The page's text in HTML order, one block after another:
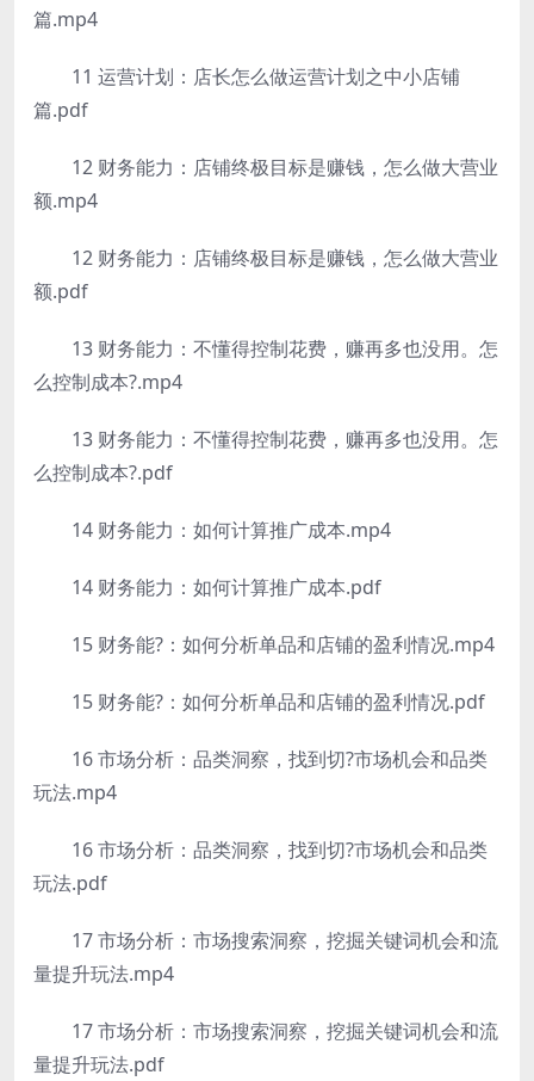
篇.mp4
11 运营计划：店长怎么做运营计划之中小店铺
篇.pdf
12 财务能力：店铺终极目标是赚钱，怎么做大营业
额.mp4
12 财务能力：店铺终极目标是赚钱，怎么做大营业
额.pdf
13 财务能力：不懂得控制花费，赚再多也没用。怎
么控制成本?.mp4
13 财务能力：不懂得控制花费，赚再多也没用。怎
么控制成本?.pdf
14 财务能力：如何计算推广成本.mp4
14 财务能力：如何计算推广成本.pdf
15 财务能?：如何分析单品和店铺的盈利情况.mp4
15 财务能?：如何分析单品和店铺的盈利情况.pdf
16 市场分析：品类洞察，找到切?市场机会和品类
玩法.mp4
16 市场分析：品类洞察，找到切?市场机会和品类
玩法.pdf
17 市场分析：市场搜索洞察，挖掘关键词机会和流
量提升玩法.mp4
17 市场分析：市场搜索洞察，挖掘关键词机会和流
量提升玩法.pdf